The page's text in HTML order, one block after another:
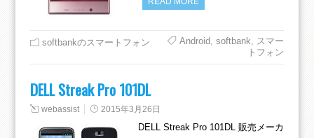
softbankのスマートフォン Android ,softbank
スマー
トフォン
DELL Streak Pro 101DL
webassist 2015年3月26日
DELL Streak Pro 101DL 販売メーカ